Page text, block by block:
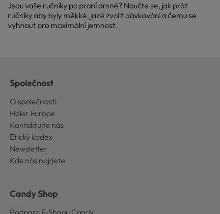
Jsou vaše ručníky po praní drsné? Naučte se, jak prát
ručníky aby byly měkké, jaké zvolit dávkování a čemu se
vyhnout pro maximální jemnost.
Společnost
O společnosti
Haier Europe
Kontaktujte nás
Etický kodex
Newsletter
Kde nás najdete
Candy Shop
Podpora E-Shopu Candy